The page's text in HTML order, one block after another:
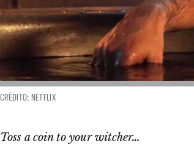
CRÉDITO: NETFLIX
Toss a coin to your witcher…